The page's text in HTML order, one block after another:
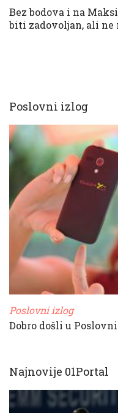
Bez bodova i na
biti zadovoljan, ali
Poslovni izlog
Poslovni izlog
Dobro došli u
Najnovije 01Portal